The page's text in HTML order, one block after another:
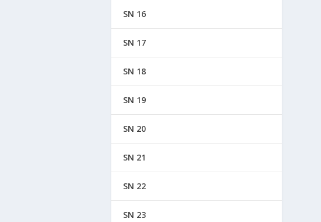
SN 16
SN 17
SN 18
SN 19
SN 20
SN 21
SN 22
SN 23